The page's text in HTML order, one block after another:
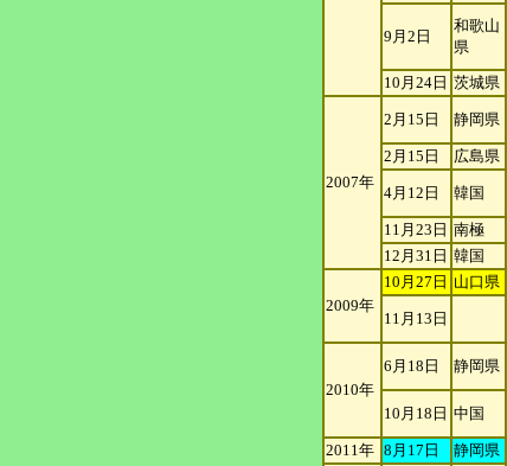
9月2日
和歌山
県
10月24日 茨城県
2007年
2月15日 静岡県
2月15日
広島県
4月12日 韓国
11月23日 南極
12月31日 韓国
2009年
10月27日 山口県
11月13日
2010年
6月18日 静岡県
10月18日 中国
2011年 8月17日 静岡県